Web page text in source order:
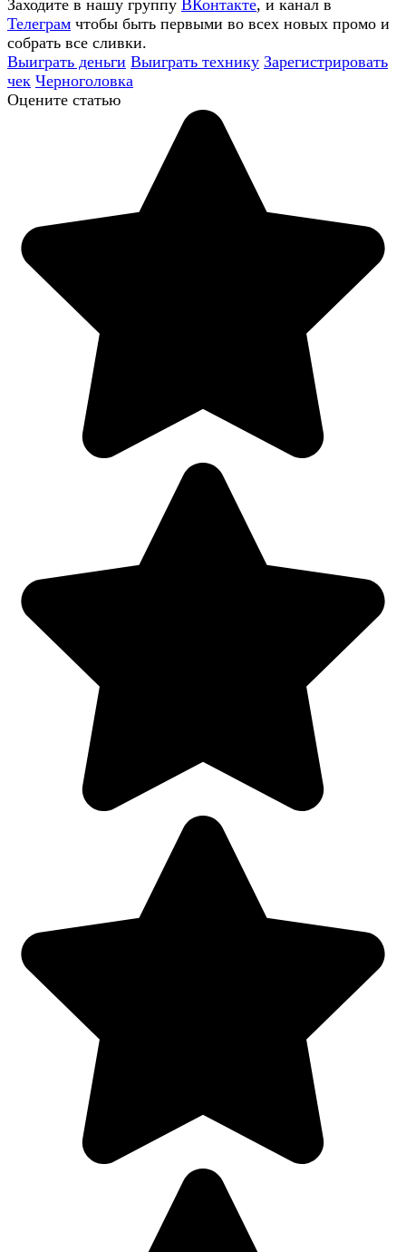
Заходите в нашу группу ВКонтакте, и канал в
Телеграм чтобы быть первыми во всех новых промо и
собрать все сливки.
Выиграть деньги Выиграть технику Зарегистрировать
чек Черноголовка
Оцените статью